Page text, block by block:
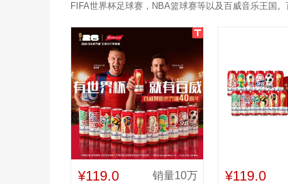
FIFA世界杯足球赛，NBA篮球赛等以及百威音乐王国
藏而酿成。整个生产流程中不使用任何添加剂或防腐剂
¥119.0 销量10万 ¥119.0